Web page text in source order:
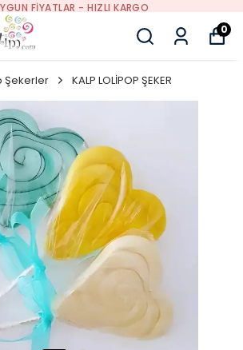
FIYATLAR - HIZLI KARGO
0
Şekerler KALP LOLİPOP ŞEKER